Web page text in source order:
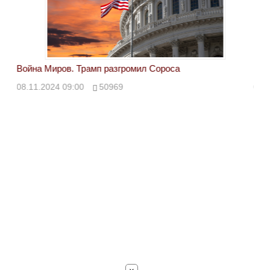
Война Миров. Трамп разгромил Сороса
08.11.2024 09:00 50969